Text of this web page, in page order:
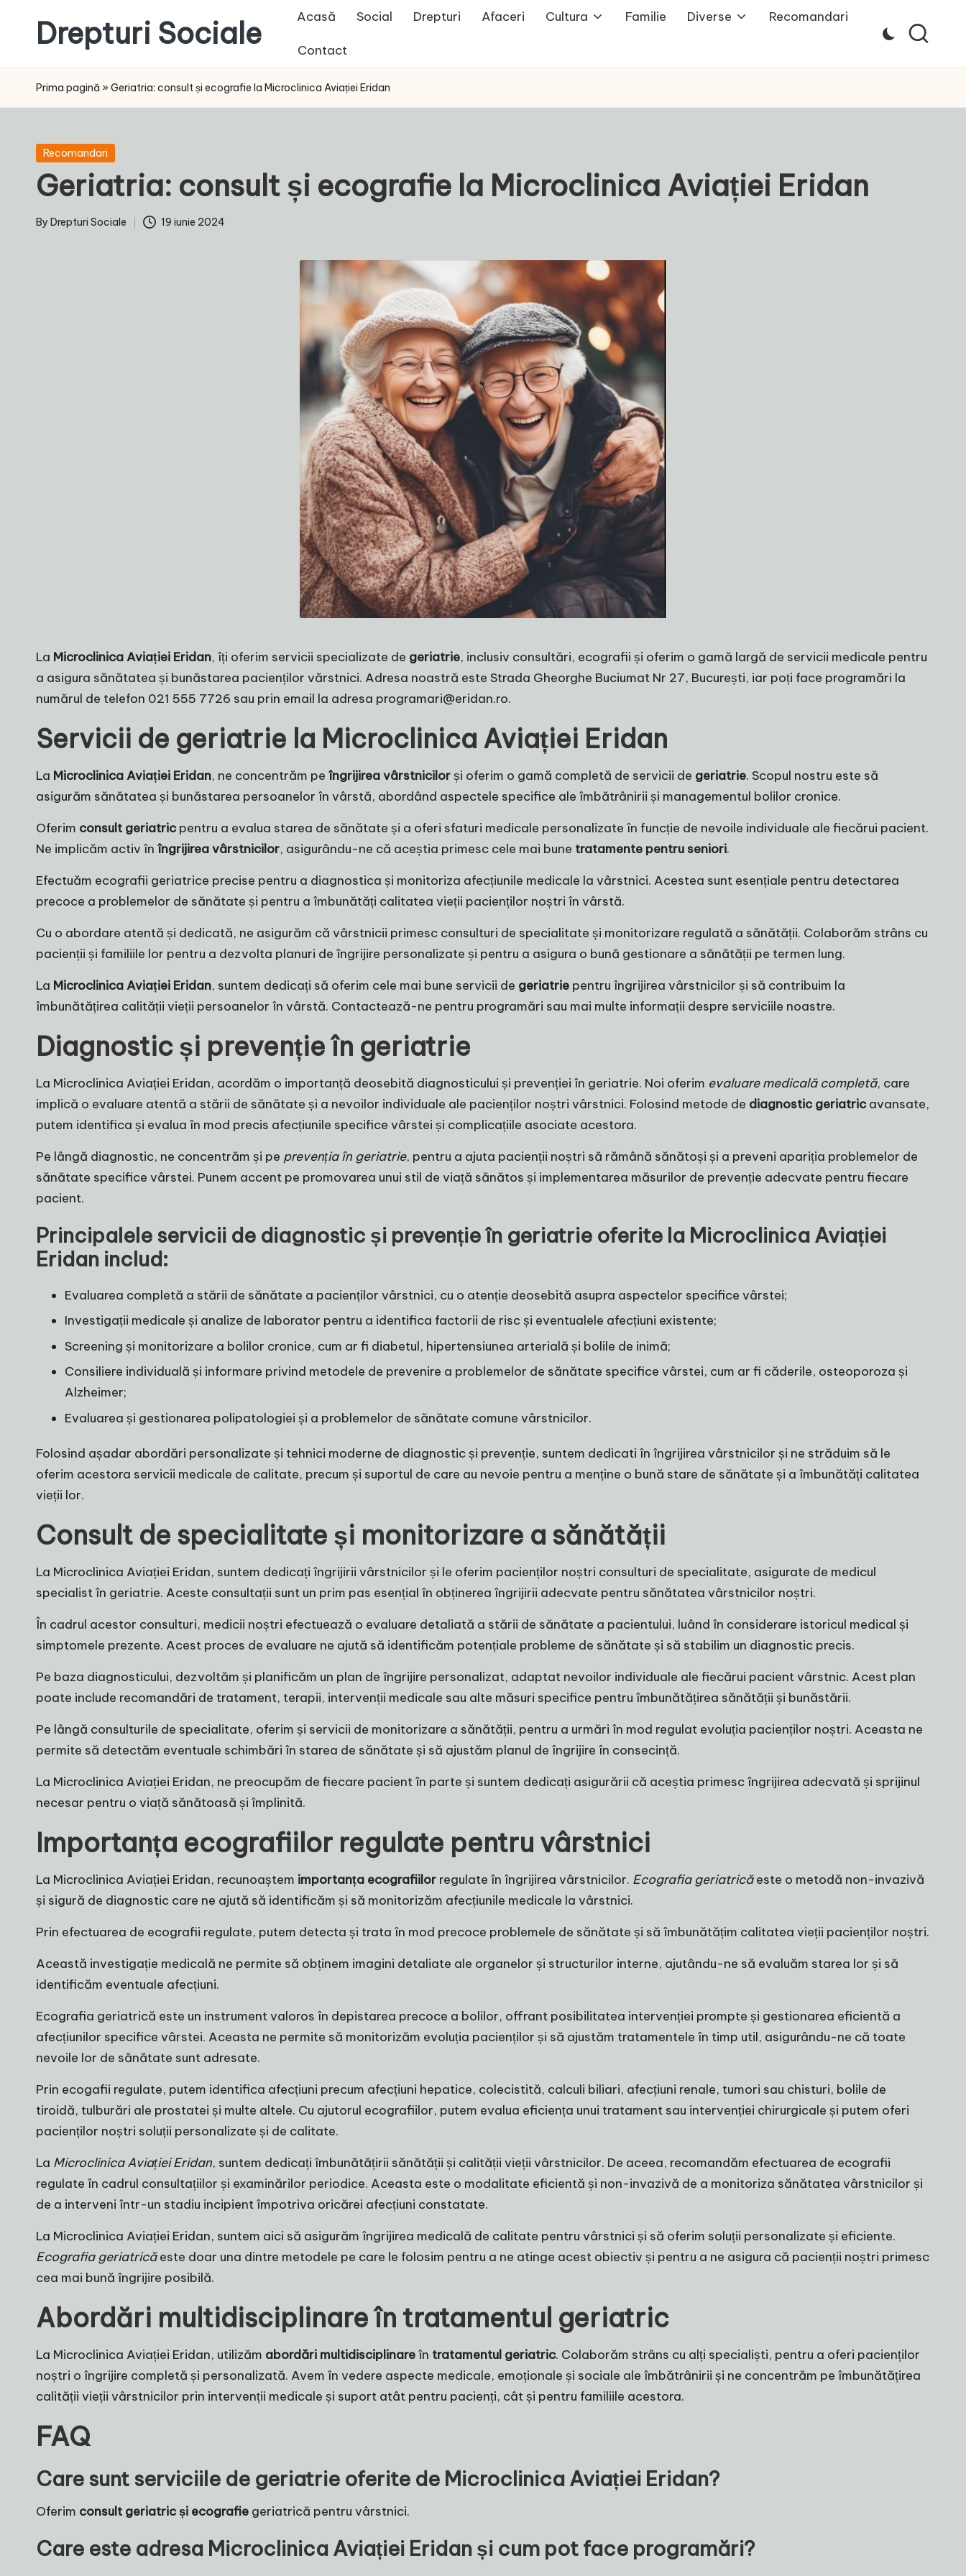
content
Drepturi Sociale
Drepturile
Sociale:
Ta,
Schimbarea
Noastră!
Acasă Social Drepturi Afaceri Cultura Familie Diverse Recomandari
Contact
Prima pagină » Geriatria: consult și ecografie la Microclinica Aviației Eridan
Posted
Recomandari
Geriatria: consult și ecografie la Microclinica Aviației Eridan
Posted
By Drepturi Sociale 19 iunie 2024
La Microclinica Aviației Eridan, îți oferim servicii specializate de geriatrie, inclusiv consultări, ecografii și oferim o gamă largă de servicii medicale pentru
a asigura sănătatea și bunăstarea pacienților vărstnici. Adresa noastră este Strada Gheorghe Buciumat Nr 27, București, iar poți face programări la
numărul de telefon 021 555 7726 sau prin email la adresa programari@eridan.ro.
Servicii de geriatrie la Microclinica Aviației Eridan
La Microclinica Aviației Eridan, ne concentrăm pe îngrijirea vârstnicilorși oferim o gamă completă de servicii de geriatrie. Scopul nostru este să
asigurăm sănătatea și bunăstarea persoanelor în vârstă, abordând aspectele specifice ale îmbătrânirii și managementul bolilor cronice.
Oferim consult geriatric pentru a evalua starea de sănătate și a oferi sfaturi medicale personalizate în funcție de nevoile individuale ale fiecărui pacient.
Ne implicăm activ în îngrijirea vârstnicilor, asigurându-ne că aceștia primesc cele mai bune tratamente pentru seniori.
Efectuăm ecografii geriatrice precise pentru a diagnostica și monitoriza afecțiunile medicale la vârstnici. Acestea sunt esențiale pentru detectarea
precoce a problemelor de sănătate și pentru a îmbunătăți calitatea vieții pacienților noștri în vârstă.
Cu o abordare atentă și dedicată, ne asigurăm că vârstnicii primesc consulturi de specialitate și monitorizare regulată a sănătății. Colaborăm strâns cu
pacienții și familiile lor pentru a dezvolta planuri de îngrijire personalizate și pentru a asigura o bună gestionare a sănătății pe termen lung.
La Microclinica Aviației Eridan, suntem dedicați să oferim cele mai bune servicii de geriatrie pentru îngrijirea vârstnicilor și să contribuim la
îmbunătățirea calității vieții persoanelor în vârstă. Contactează-ne pentru programări sau mai multe informații despre serviciile noastre.
Diagnostic și prevenție în geriatrie
La Microclinica Aviației Eridan, acordăm o importanță deosebită diagnosticului și prevenției în geriatrie. Noi oferim evaluare medicală completă, care
implică o evaluare atentă a stării de sănătate și a nevoilor individuale ale pacienților noștri vârstnici. Folosind metode de diagnostic geriatric avansate,
putem identifica și evalua în mod precis afecțiunile specifice vârstei și complicațiile asociate acestora.
Pe lângă diagnostic, ne concentrăm și pe prevenția în geriatrie, pentru a ajuta pacienții noștri să rămână sănătoși și a preveni apariția problemelor de
sănătate specifice vârstei. Punem accent pe promovarea unui stil de viață sănătos și implementarea măsurilor de prevenție adecvate pentru fiecare
pacient.
Principalele servicii de diagnostic și prevenție în geriatrie oferite la Microclinica Aviației
Eridan includ:
Evaluarea completă a stării de sănătate a pacienților vârstnici, cu o atenție deosebită asupra aspectelor specifice vârstei;
Investigații medicale și analize de laborator pentru a identifica factorii de risc și eventualele afecțiuni existente;
Screening și monitorizare a bolilor cronice, cum ar fi diabetul, hipertensiunea arterială și bolile de inimă;
Consiliere individuală și informare privind metodele de prevenire a problemelor de sănătate specifice vârstei, cum ar fi căderile, osteoporoza și
Alzheimer;
Evaluarea și gestionarea polipatologiei și a problemelor de sănătate comune vârstnicilor.
Folosind așadar abordări personalizate și tehnici moderne de diagnostic și prevenție, suntem dedicati în îngrijirea vârstnicilor și ne străduim să le
oferim acestora servicii medicale de calitate, precum și suportul de care au nevoie pentru a menține o bună stare de sănătate și a îmbunătăți calitatea
vieții lor.
Consult de specialitate și monitorizare a sănătății
La Microclinica Aviației Eridan, suntem dedicați îngrijirii vârstnicilor și le oferim pacienților noștri consulturi de specialitate, asigurate de medicul
specialist în geriatrie. Aceste consultații sunt un prim pas esențial în obținerea îngrijirii adecvate pentru sănătatea vârstnicilor noștri.
În cadrul acestor consulturi, medicii noștri efectuează o evaluare detaliată a stării de sănătate a pacientului, luând în considerare istoricul medical și
simptomele prezente. Acest proces de evaluare ne ajută să identificăm potențiale probleme de sănătate și să stabilim un diagnostic precis.
Pe baza diagnosticului, dezvoltăm și planificăm un plan de îngrijire personalizat, adaptat nevoilor individuale ale fiecărui pacient vârstnic. Acest plan
poate include recomandări de tratament, terapii, intervenții medicale sau alte măsuri specifice pentru îmbunătățirea sănătății și bunăstării.
Pe lângă consulturile de specialitate, oferim și servicii de monitorizare a sănătății, pentru a urmări în mod regulat evoluția pacienților noștri. Aceasta ne
permite să detectăm eventuale schimbări în starea de sănătate și să ajustăm planul de îngrijire în consecință.
La Microclinica Aviației Eridan, ne preocupăm de fiecare pacient în parte și suntem dedicați asigurării că aceștia primesc îngrijirea adecvată și sprijinul
necesar pentru o viață sănătoasă și împlinită.
Importanța ecografiilor regulate pentru vârstnici
La Microclinica Aviației Eridan, recunoaștem importanța ecografiilor regulate în îngrijirea vârstnicilor. Ecografia geriatricăeste o metodă non-invazivă
și sigură de diagnostic care ne ajută să identificăm și să monitorizăm afecțiunile medicale la vârstnici.
Prin efectuarea de ecografii regulate, putem detecta și trata în mod precoce problemele de sănătate și să îmbunătățim calitatea vieții pacienților noștri.
Această investigație medicală ne permite să obținem imagini detaliate ale organelor și structurilor interne, ajutându-ne să evaluăm starea lor și să
identificăm eventuale afecțiuni.
Ecografia geriatrică este un instrument valoros în depistarea precoce a bolilor, offrant posibilitatea intervenției prompte și gestionarea eficientă a
afecțiunilor specifice vârstei. Aceasta ne permite să monitorizăm evoluția pacienților și să ajustăm tratamentele în timp util, asigurându-ne că toate
nevoile lor de sănătate sunt adresate.
Prin ecogafii regulate, putem identifica afecțiuni precum afecțiuni hepatice, colecistită, calculi biliari, afecțiuni renale, tumori sau chisturi, bolile de
tiroidă, tulburări ale prostatei și multe altele. Cu ajutorul ecografiilor, putem evalua eficiența unui tratament sau intervenției chirurgicale și putem oferi
pacienților noștri soluții personalizate și de calitate.
La Microclinica Aviației Eridan, suntem dedicați îmbunătățirii sănătății și calității vieții vârstnicilor. De aceea, recomandăm efectuarea de ecografii
regulate în cadrul consultațiilor și examinărilor periodice. Aceasta este o modalitate eficientă și non-invazivă de a monitoriza sănătatea vârstnicilor și
de a interveni într-un stadiu incipient împotriva oricărei afecțiuni constatate.
La Microclinica Aviației Eridan, suntem aici să asigurăm îngrijirea medicală de calitate pentru vârstnici și să oferim soluții personalizate și eficiente.
Ecografia geriatricăeste doar una dintre metodele pe care le folosim pentru a ne atinge acest obiectiv și pentru a ne asigura că pacienții noștri primesc
cea mai bună îngrijire posibilă.
Abordări multidisciplinare în tratamentul geriatric
La Microclinica Aviației Eridan, utilizăm abordări multidisciplinareîn tratamentul geriatric. Colaborăm strâns cu alți specialiști, pentru a oferi pacienților
noștri o îngrijire completă și personalizată. Avem în vedere aspecte medicale, emoționale și sociale ale îmbătrânirii și ne concentrăm pe îmbunătățirea
calității vieții vârstnicilor prin intervenții medicale și suport atât pentru pacienți, cât și pentru familiile acestora.
FAQ
Care sunt serviciile de geriatrie oferite de Microclinica Aviației Eridan?
Oferim consult geriatric și ecografie geriatrică pentru vârstnici.
Care este adresa Microclinica Aviației Eridan și cum pot face programări?